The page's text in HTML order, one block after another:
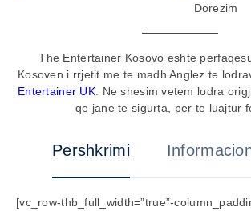
Dorezim
The Entertainer Kosovo eshte
Kosoven i rrjetit me te madh Anglez te
Entertainer UK . Ne shesim vetem lodra
qe jane te sigurta, per te luajtur
Pershkrimi
[vc_row-thb_full_width=”true”-